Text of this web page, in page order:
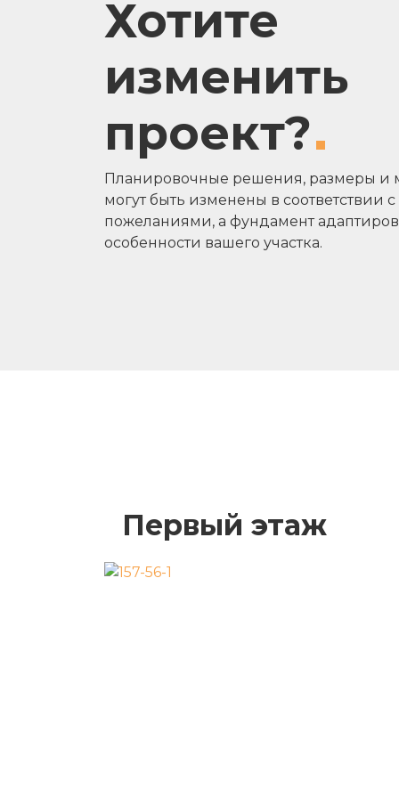
Хотите
изменить
проект?
Планировочные решения, размеры и
могут быть изменены в соответствии
пожеланиями, а фундамент
особенности вашего участка.
Первый этаж